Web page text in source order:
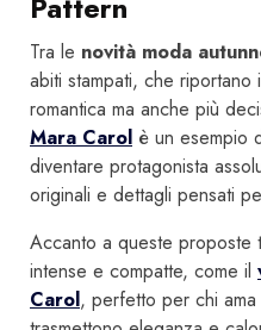
Tra le novità moda
abiti stampati, che riportano
romantica ma anche più
Mara Carol è un esempio
diventare protagonista
originali e dettagli pensati
Accanto a queste proposte
intense e compatte, come il
Carol, perfetto per chi